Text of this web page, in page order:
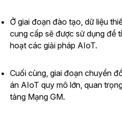
Ở giai đoạn đào tạo, dữ liệu
cung cấp sẽ được sử dụng để
hoạt các giải pháp AIoT.
Cuối cùng, giai đoạn chuyển
án AIoT quy mô lớn, quan
tảng Mạng GM.